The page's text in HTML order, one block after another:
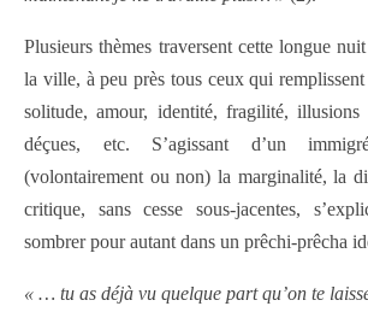
Plusieurs thèmes traversent cette longue
la ville, à peu près tous ceux qui
solitude, amour, identité, fragilité, illusions
déçues, etc. S’agissant d’un
(volontairement ou non) la marginalité, la
critique, sans cesse sous-jacentes,
sombrer pour autant dans un prêchi-prêcha
« … tu as déjà vu quelque part qu’on te